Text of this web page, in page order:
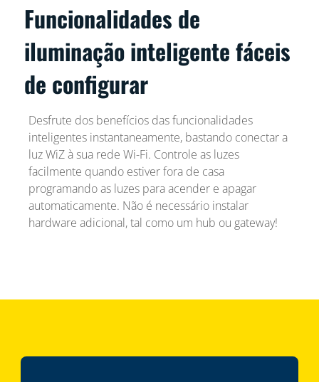
Funcionalidades de
iluminação inteligente fáceis
de configurar
Desfrute dos benefícios das funcionalidades
inteligentes instantaneamente, bastando conectar a
luz WiZ à sua rede Wi-Fi. Controle as luzes
facilmente quando estiver fora de casa
programando as luzes para acender e apagar
automaticamente. Não é necessário instalar
hardware adicional, tal como um hub ou gateway!